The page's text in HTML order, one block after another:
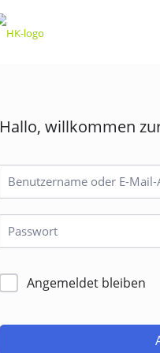
Hallo, willkommen
Angemeldet bleiben